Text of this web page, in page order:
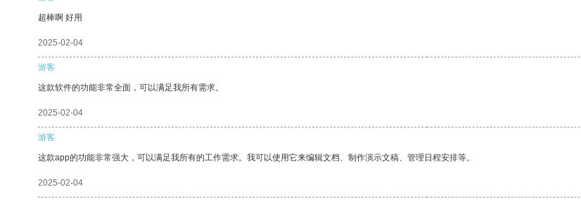
超棒啊 好用
2025-02-04
游客
这款软件的功能非常全面，可以满足我所有需求。
2025-02-04
游客
这款app的功能非常强大，可以满足我所有的工作需求。我可以使用它来编辑文档、制作演示文稿、管理日程安排等。
2025-02-04